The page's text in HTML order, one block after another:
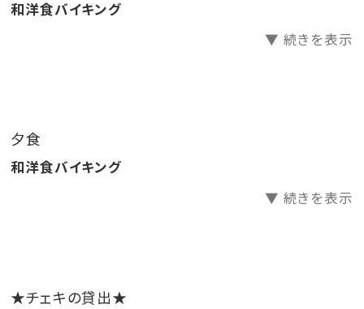
①昭和レトロな柄が大人気の「アデリアグラス」にカラフ
ルなドリンクを注ぐ☆レトロウェルカムドリンク
チェキ貸出し（お部屋に一台）
チェキ専用フィルムチェキ専用フィルム1パック10枚
※特典は小学生以上に限ります。
和洋食バイキング
▼ 続きを表示
夕食
和洋食バイキング
▼ 続きを表示
★チェキの貸出★